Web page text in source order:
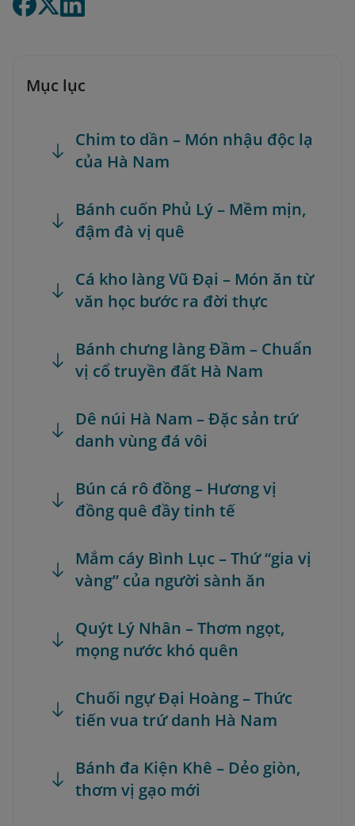
Mục lục
Chim to dần – Món nhậu độc lạ
của Hà Nam
Bánh cuốn Phủ Lý – Mềm mịn,
đậm đà vị quê
Cá kho làng Vũ Đại – Món ăn từ
văn học bước ra đời thực
Bánh chưng làng Đầm – Chuẩn
vị cổ truyền đất Hà Nam
Dê núi Hà Nam – Đặc sản trứ
danh vùng đá vôi
Bún cá rô đồng – Hương vị
đồng quê đầy tinh tế
Mắm cáy Bình Lục – Thứ “gia vị
vàng” của người sành ăn
Quýt Lý Nhân – Thơm ngọt,
mọng nước khó quên
Chuối ngự Đại Hoàng – Thức
tiến vua trứ danh Hà Nam
Bánh đa Kiện Khê – Dẻo giòn,
thơm vị gạo mới